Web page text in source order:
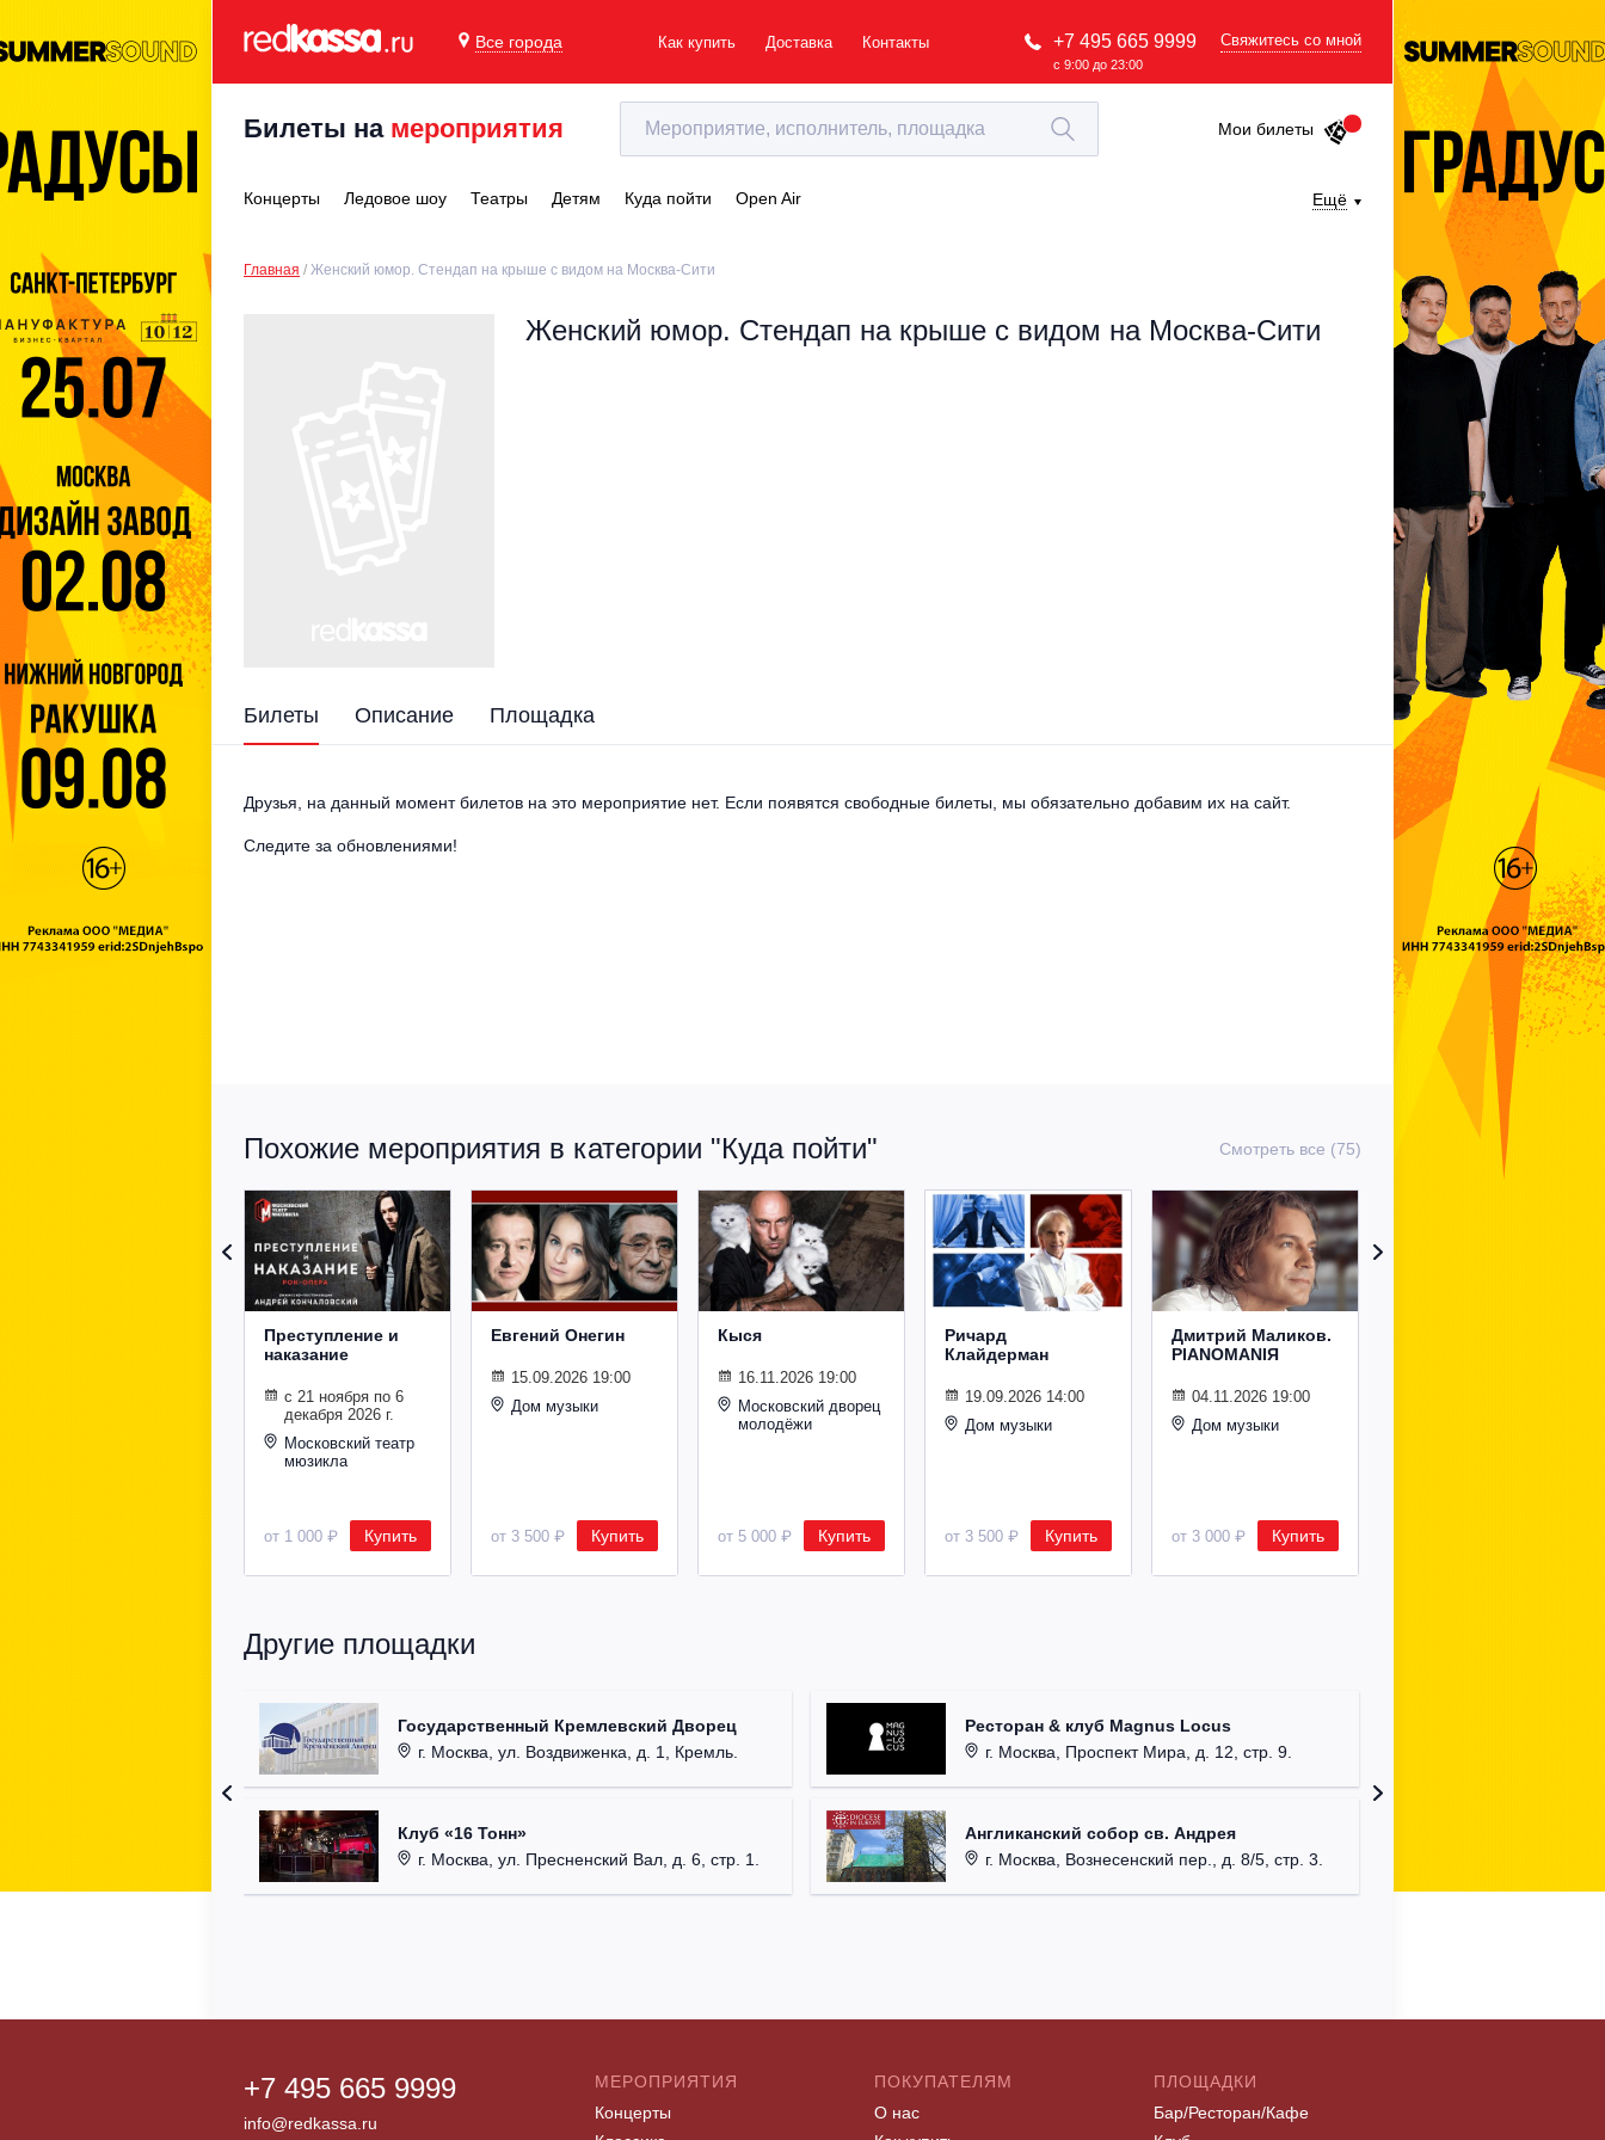
Все города Как купить Доставка Контакты +7 495 665 9999
с 9:00 до 23:00
Свяжитесь со мной
Билеты на мероприятия Мои билеты
Концерты Ледовое шоу Театры Детям Куда пойти Open Air Ещё
Главная Женский юмор. Стендап на крыше с видом на Москва-Сити
Женский юмор. Стендап на крыше с видом на Москва-Сити
Билеты Описание Площадка
Друзья, на данный момент билетов на это мероприятие нет. Если появятся свободные билеты, мы обязательно добавим их на сайт.
Следите за обновлениями!
Похожие мероприятия в категории "Куда пойти" Смотреть все (75)
Преступление и
наказание
с 21 ноября по 6
декабря 2026 г.
Московский театр
мюзикла
от 1 000 ₽ Купить
Евгений Онегин
15.09.2026 19:00
Дом музыки
от 3 500 ₽ Купить
Кыся
16.11.2026 19:00
Московский дворец
молодёжи
от 5 000 ₽ Купить
Ричард
Клайдерман
19.09.2026 14:00
Дом музыки
от 3 500 ₽ Купить
Дмитрий Маликов.
PIANOMANIЯ
04.11.2026 19:00
Дом музыки
от 3 000 ₽ Купить
Другие площадки
Государственный Кремлевский Дворец
г. Москва, ул. Воздвиженка, д. 1, Кремль.
Клуб «16 Тонн»
г. Москва, ул. Пресненский Вал, д. 6, стр. 1.
Ресторан & клуб Magnus Locus
г. Москва, Проспект Мира, д. 12, стр. 9.
Англиканский собор св. Андрея
г. Москва, Вознесенский пер., д. 8/5, стр. 3.
+7 495 665 9999
info@redkassa.ru
МЕРОПРИЯТИЯ
Концерты
ПОКУПАТЕЛЯМ
О нас
ПЛОЩАДКИ
Бар/Ресторан/Кафе